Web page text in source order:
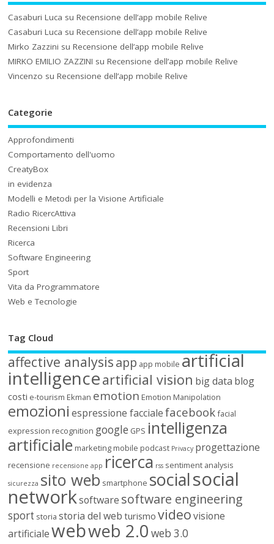
Casaburi Luca suRecensione dell’app mobile Relive
Casaburi Luca suRecensione dell’app mobile Relive
Mirko Zazzini suRecensione dell’app mobile Relive
MIRKO EMILIO ZAZZINI suRecensione dell’app mobile Relive
Vincenzo suRecensione dell’app mobile Relive
Categorie
Approfondimenti
Comportamento dell'uomo
CreatyBox
in evidenza
Modelli e Metodi per la Visione Artificiale
Radio RicercAttiva
Recensioni Libri
Ricerca
Software Engineering
Sport
Vita da Programmatore
Web e Tecnologie
Tag Cloud
affective analysisapp app mobile artificial
intelligenceartificial vision big data blog
costi e-tourism Ekman emotion Emotion Manipolation
emozioni espressione facciale facebookfacial
expression recognition google GPS intelligenza
artificiale marketing mobile podcast Privacy progettazione
recensione recensione app ricerca rss sentiment analysis
sicurezza sito web smartphone socialsocial
networksoftware software engineering
sport storia storia del web turismo video visione
artificiale webweb 2.0 web 3.0